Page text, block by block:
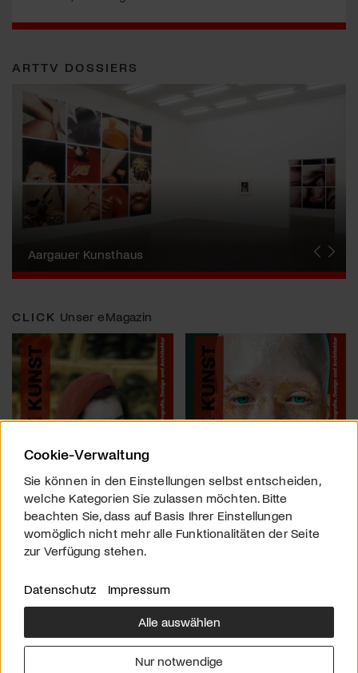
ARTTV DOSSIERS
Künstlerin
Aargauer Kunsthaus
Gewerbemuseum Winterthur
Liste Art Fair Basel
Bündner Kunstmuseum
Künstler:innen Portraits
Junge Schweizer Kunst
Vögele Kultur Zentrum
Nidwaldner Museum
Haus für Kunst Uri
CLICK Unser eMagazin
Über uns
Downloads
Werben
Impressum
Cookie-Verwaltung
Sie können in den Einstellungen selbst entscheiden,
welche Kategorien Sie zulassen möchten. Bitte
beachten Sie, dass auf Basis Ihrer Einstellungen
womöglich nicht mehr alle Funktionalitäten der Seite
zur Verfügung stehen.
Datenschutz Impressum
Alle auswählen
Nur notwendige